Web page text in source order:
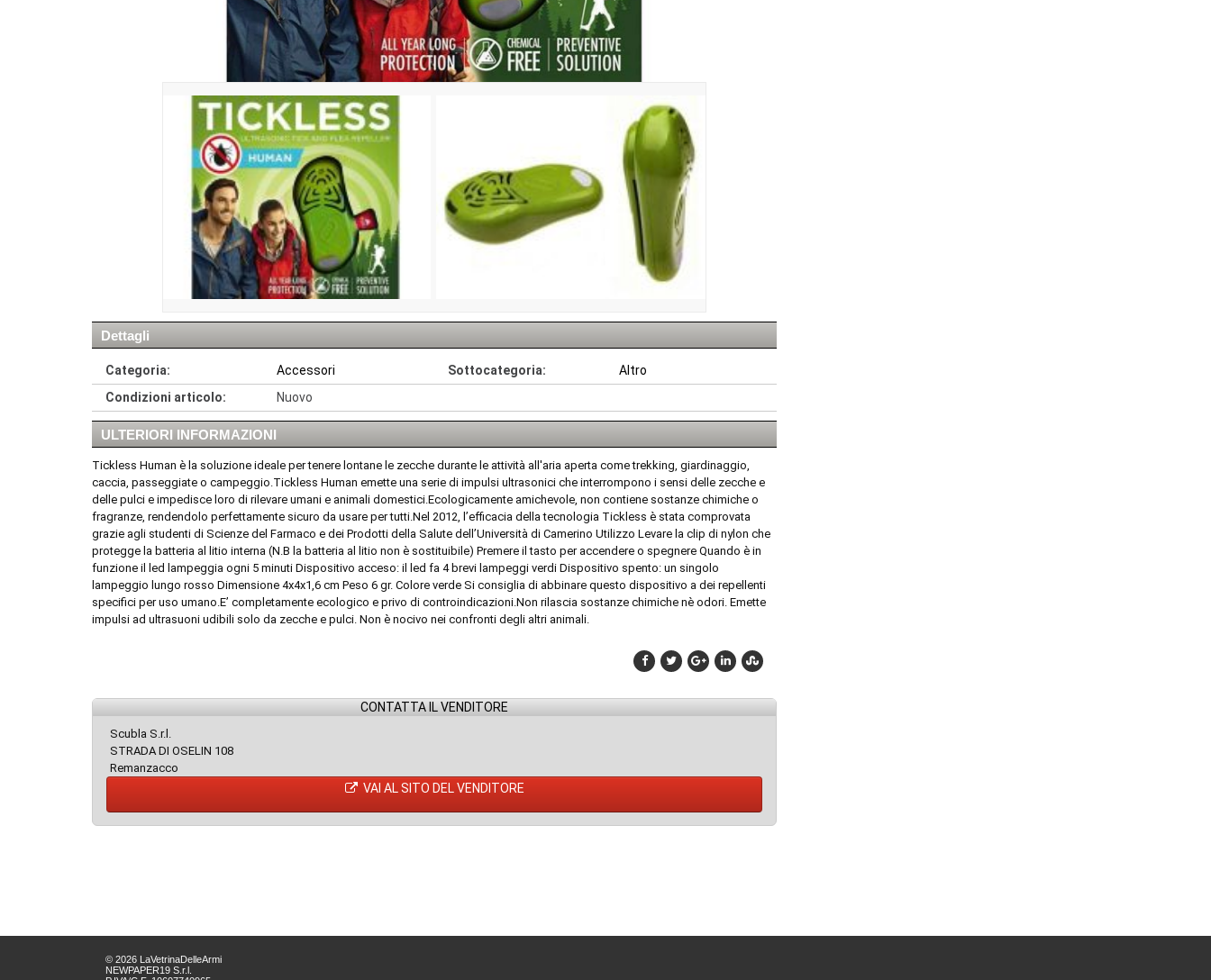
Dettagli
Categoria: Accessori Sottocategoria:
Altro
Condizioni articolo:
Nuovo
ULTERIORI INFORMAZIONI
Tickless Human è la soluzione ideale per tenere lontane le zecche durante le attività all'aria aperta come trekking, giardinaggio,
caccia, passeggiate o campeggio.Tickless Human emette una serie di impulsi ultrasonici che interrompono i sensi delle zecche e
delle pulci e impedisce loro di rilevare umani e animali domestici.Ecologicamente amichevole, non contiene sostanze chimiche o
fragranze, rendendolo perfettamente sicuro da usare per tutti.Nel 2012, l’efficacia della tecnologia Tickless è stata comprovata
grazie agli studenti di Scienze del Farmaco e dei Prodotti della Salute dell’Università di Camerino Utilizzo Levare la clip di nylon che
protegge la batteria al litio interna (N.B la batteria al litio non è sostituibile) Premere il tasto per accendere o spegnere Quando è in
funzione il led lampeggia ogni 5 minuti Dispositivo acceso: il led fa 4 brevi lampeggi verdi Dispositivo spento: un singolo
lampeggio lungo rosso Dimensione 4x4x1,6 cm Peso 6 gr. Colore verde Si consiglia di abbinare questo dispositivo a dei repellenti
specifici per uso umano.E’ completamente ecologico e privo di controindicazioni.Non rilascia sostanze chimiche nè odori. Emette
impulsi ad ultrasuoni udibili solo da zecche e pulci. Non è nocivo nei confronti degli altri animali.
CONTATTA IL VENDITORE
Scubla S.r.l.
STRADA DI OSELIN 108
Remanzacco
VAI AL SITO DEL VENDITORE
© 2026 LaVetrinaDelleArmi
NEWPAPER19 S.r.l.